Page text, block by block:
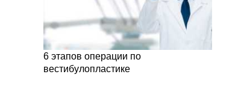
6 этапов операции по
вестибулопластике